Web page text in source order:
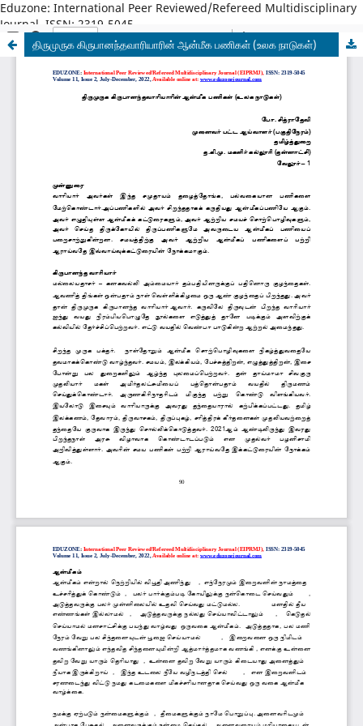
Eduzone: International Peer Reviewed/Refereed Multidisciplinary
Journal, ISSN: 2319-5045
திருமுருக கிருபானந்தவாரியாரின் ஆன்மீக பணிகள் (உலக நாடுகள்)